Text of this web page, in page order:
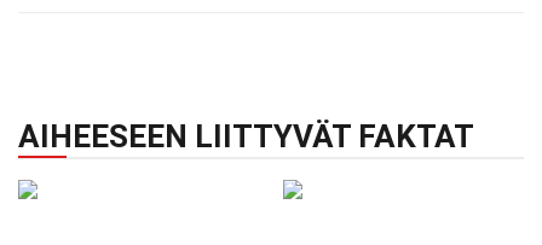
AIHEESEEN LIITTYVÄT FAKTAT